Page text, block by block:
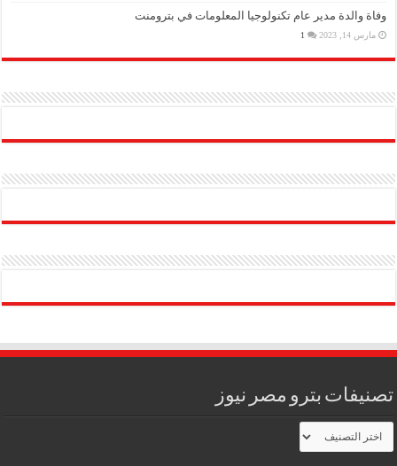
وفاة والدة مدير عام تكنولوجيا المعلومات في بترومنت
مارس 14, 2023 1
تصنيفات بترو مصر نيوز
تصنيفات
بترو
مصر